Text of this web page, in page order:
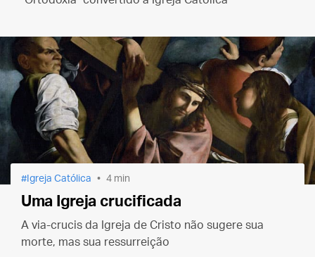
Igreja Católica 4 min
Uma Igreja crucificada
A via-crucis da Igreja de Cristo não sugere sua
morte, mas sua ressurreição